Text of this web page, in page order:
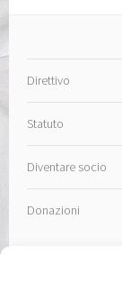
Direttivo
Statuto
Diventare socio
Donazioni